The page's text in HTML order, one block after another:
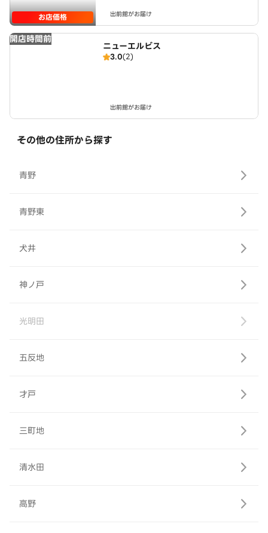
お店価格 出前館がお届け
開店時間前
ニューエルビス
3.0(2)
出前館がお届け
その他の住所から探す
青野
青野東
犬井
神ノ戸
光明田
五反地
才戸
三町地
清水田
高野